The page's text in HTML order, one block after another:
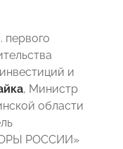
первого
и
, Министр
области
РОССИИ»